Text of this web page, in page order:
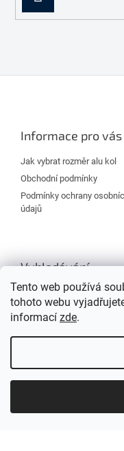
Tento web používá
tohoto webu
informací zde.
SE
Informace pro vás
Jak vybrat rozměr alu kol
Obchodní podmínky
Podmínky ochrany
údajů
Vyhledávání